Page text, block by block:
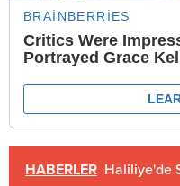
HABERLER Haliliye'de